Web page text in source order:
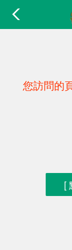
您訪問的
[